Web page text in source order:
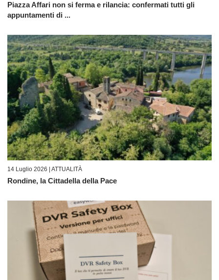
Piazza Affari non si ferma e rilancia: confermati tutti gli
appuntamenti di ...
14 Luglio 2026 | ATTUALITÀ
Rondine, la Cittadella della Pace